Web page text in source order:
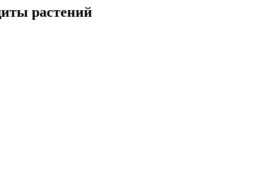
растений